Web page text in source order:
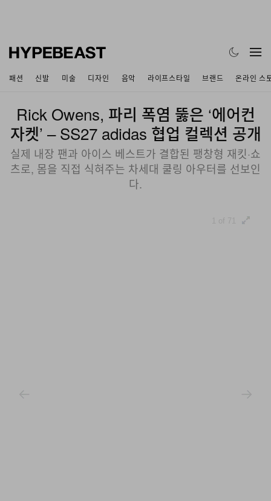
패션 신발 미술 디자인 음악 라이프스타일 브랜드 온라인 스
Rick Owens, 파리 폭염 뚫은 ‘에어컨
자켓’ – SS27 adidas 협업 컬렉션 공개
실제 내장 팬과 아이스 베스트가 결합된 팽창형 재킷·쇼
츠로, 몸을 직접 식혀주는 차세대 쿨링 아우터를 선보인
다.